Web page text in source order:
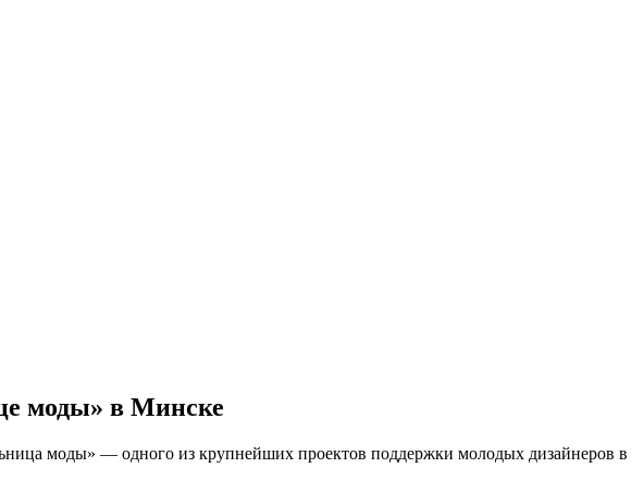
моды» в Минске
моды» — одного из крупнейших проектов поддержки молодых дизайнеров в